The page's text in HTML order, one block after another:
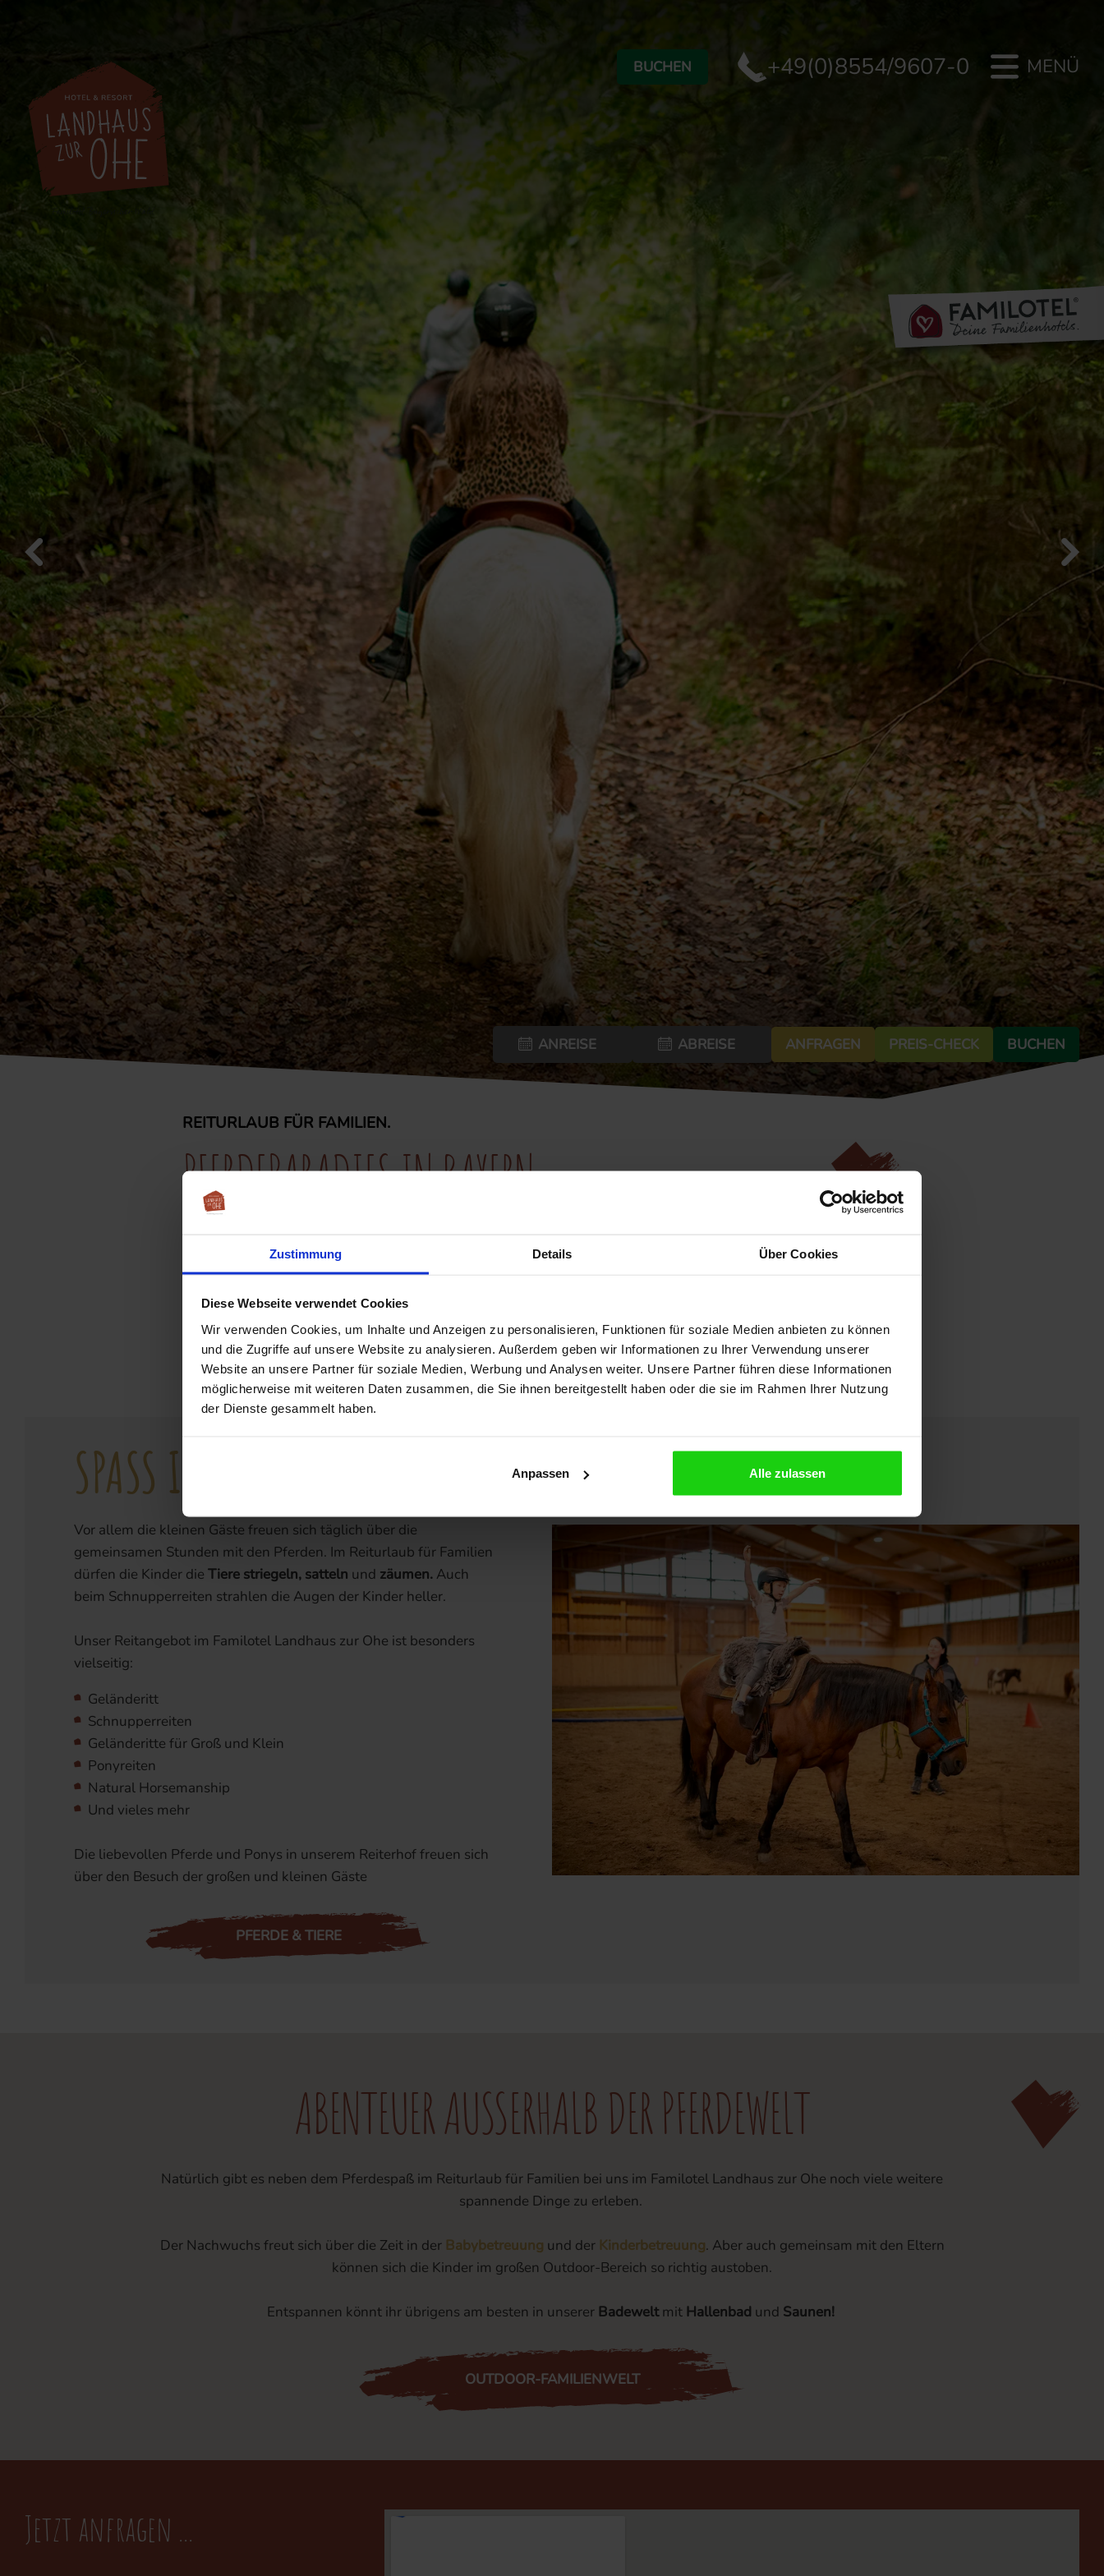
Zustimmung Details Über Cookies
Diese Webseite verwendet Cookies
Wir verwenden Cookies, um Inhalte und Anzeigen zu personalisieren, Funktionen für soziale Medien anbieten zu können
und die Zugriffe auf unsere Website zu analysieren. Außerdem geben wir Informationen zu Ihrer Verwendung unserer
Website an unsere Partner für soziale Medien, Werbung und Analysen weiter. Unsere Partner führen diese Informationen
möglicherweise mit weiteren Daten zusammen, die Sie ihnen bereitgestellt haben oder die sie im Rahmen Ihrer Nutzung
der Dienste gesammelt haben.
Anpassen Alle zulassen
BUCHEN +49(0)8554/9607-0 MENÜ
ANFRAGEN BUCHEN
PREIS-CHECK
REITURLAUB FÜR FAMILIEN.
PFERDEPARADIES IN BAYERN
kommt in Ihrem Reiturlaub für Familien natürlich nicht zu kurz. Neben den herrlichen Stunden bei den Pferden
Entspannungsmöglichkeiten.
SPASS IM WESTERNSATTEL
Vor allem die kleinen Gäste freuen sich täglich über die
gemeinsamen Stunden mit den Pferden. Im Reiturlaub für Familien
dürfen die Kinder die Tiere striegeln, satteln und zäumen. Auch
beim Schnupperreiten strahlen die Augen der Kinder heller.
Unser Reitangebot im Familotel Landhaus zur Ohe ist besonders
vielseitig:
Geländeritt
Schnupperreiten
Geländeritte für Groß und Klein
Ponyreiten
Natural Horsemanship
Und vieles mehr
Die liebevollen Pferde und Ponys in unserem Reiterhof freuen sich
über den Besuch der großen und kleinen Gäste
PFERDE & TIERE
ABENTEUER AUSSERHALB DER PFERDEWELT
Natürlich gibt es neben dem Pferdespaß im Reiturlaub für Familien bei uns im Familotel Landhaus zur Ohe noch viele weitere
spannende Dinge zu erleben.
Der Nachwuchs freut sich über die Zeit in der Babybetreuung und der Kinderbetreuung. Aber auch gemeinsam mit den Eltern
können sich die Kinder im großen Outdoor-Bereich so richtig austoben.
Entspannen könnt ihr übrigens am besten in unserer Badeweltmit Hallenbad und Saunen!
OUTDOOR-FAMILIENWELT
Jetzt anfragen ...